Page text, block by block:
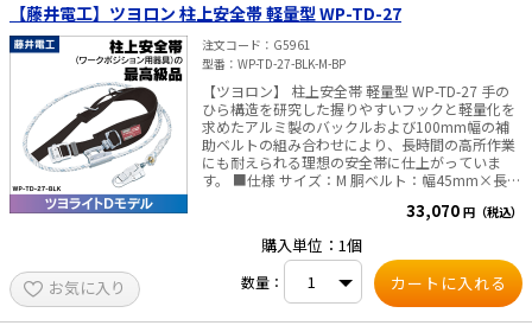
照明・照明器具
電源タップ・延長コード
スイッチ・コンセント（配線器具）
PF管/FEP管/CD管/情報線保護管
ボックス・ビニル電線管付属品・引き込
みカバー
EV充電設備工事関連
【藤井電工】ツヨロン 柱上安全帯 軽量型 WP-TD-27
注文コード
G5961
型番
WP-TD-27-BLK-M-BP
【ツヨロン】 柱上安全帯 軽量型 WP-TD-27 手の
ひら構造を研究した握りやすいフックと軽量化を
求めたアルミ製のバックルおよび100mm幅の補
助ベルトの組み合わせにより、長時間の高所作業
にも耐えられる理想の安全帯に仕上がっていま
す。 ■仕様 サイズ：M 胴ベルト：幅45mm×長さ
補助ベルト：幅100mm×長さ700mm・ストレー
三つ打ち赤芯入り・直径16mm×長さ2100mm・
フックFS-101-2 ベルト色：黒 重さ：約1,840g
33,070 円（税込）
お気に入り
購入単位：1個
数量：